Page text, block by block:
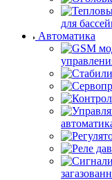
для
Автоматика